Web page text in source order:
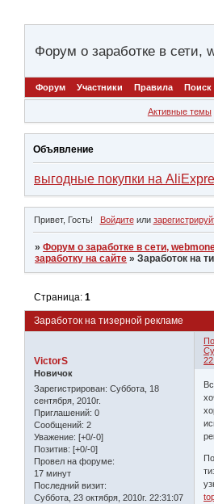
Форум о заработке в сети,
Форум Участники Правила Поиск
Активные темы
Объявление
выгодные покупки на
Привет, Гость! Войдитеили
»Форум о заработке в сети,
заработку на сайте »Заработок на
Заработок на тизерной рекламе
Страница:1
VictorS
Новичок
Зарегистрирован: Суббота, 18
сентября, 2010г.
Приглашений: 0
Сообщений: 2
Уважение: [+0/-0]
Позитив: [+0/-0]
Провел на форуме:
17 минут
Последний визит:
Суббота, 23 октября, 2010г. 22:31:07